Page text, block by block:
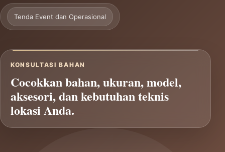
Tenda Event dan Operasional
KONSULTASI BAHAN
Cocokkan bahan, ukuran, model,
aksesori, dan kebutuhan teknis
lokasi Anda.